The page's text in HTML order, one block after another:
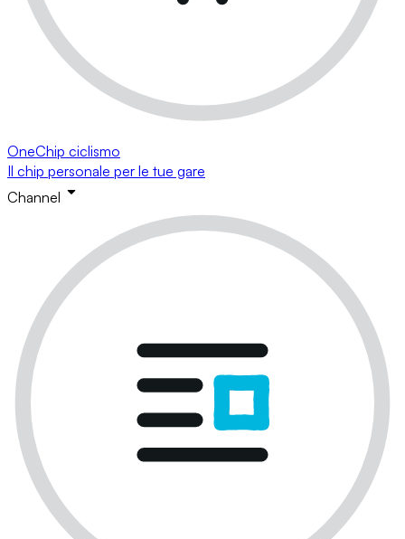
OneChip ciclismo
Il chip personale per le tue gare
Channel